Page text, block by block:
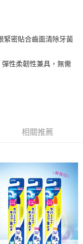
緊密貼合齒面清除牙菌
性柔韌性兼具，無需
相關推薦